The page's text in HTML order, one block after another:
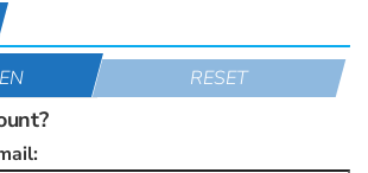
RESET